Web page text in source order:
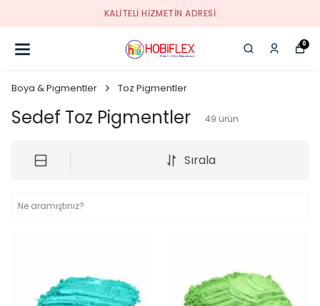
KALİTELİ HİZMETİN ADRESİ
0
Boya & Pigmentler Toz Pigmentler
Sedef Toz Pigmentler 49 ürün
Sırala